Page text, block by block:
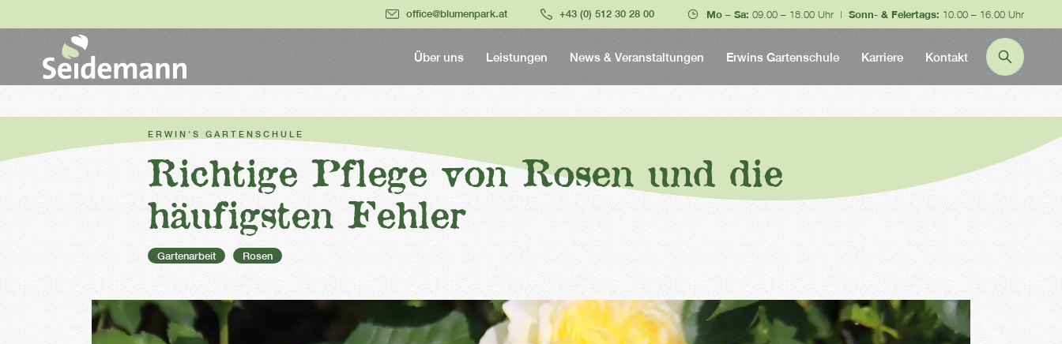
office@blumenpark.at +43 (0) 512 30 28 00 Mo – Sa: 09.00 – 18.00 Uhr | Sonn- & Feiertags: 10.00 – 16.00 Uhr
Über uns Leistungen News & Veranstaltungen Erwins Gartenschule Karriere Kontakt
ERWIN’S GARTENSCHULE
Richtige Pflege von Rosen und die
häufigsten Fehler
Gartenarbeit Rosen